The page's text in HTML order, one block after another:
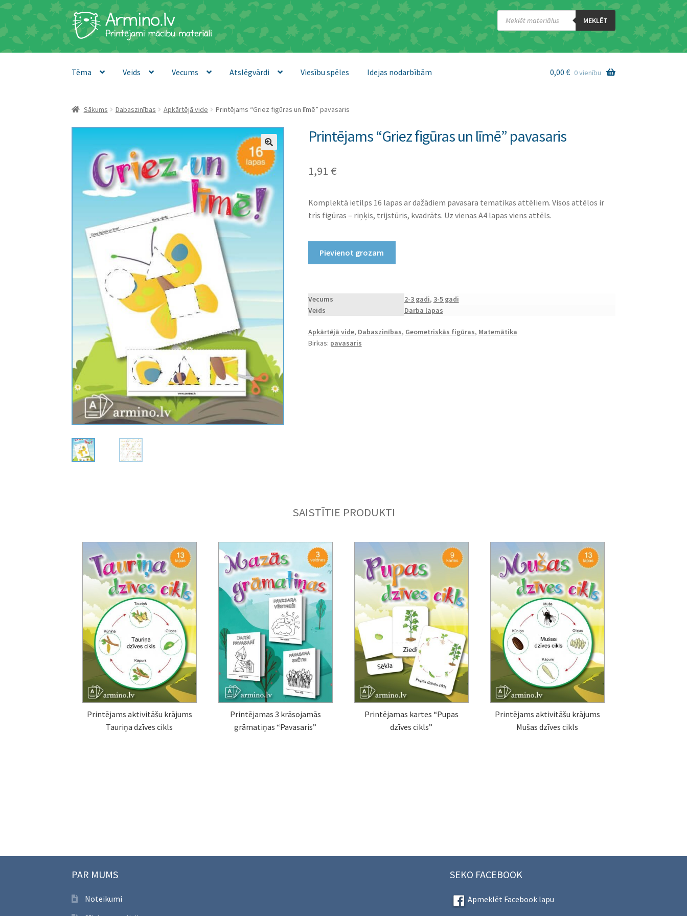
Skip
to
navigation
Skip
to
content
Products
search MEKLĒT
Tēma Veids Vecums Atslēgvārdi Viesību spēles Idejas nodarbībām 0,00 € 0 vienību
Sākums Dabaszinības Apkārtējā vide Printējams “Griez figūras un līmē” pavasaris
Printējams “Griez figūras un līmē” pavasaris
1,91 €
Komplektā ietilps 16 lapas ar dažādiem pavasara tematikas attēliem. Visos attēlos ir
trīs figūras – riņķis, trijstūris, kvadrāts. Uz vienas A4 lapas viens attēls.
līmē"
pavasaris
Pievienot grozam
Vecums 2-3 gadi, 3-5 gadi
Veids
Darba lapas
Apkārtējā vide, Dabaszinības, Geometriskās figūras, Matemātika
Birkas: pavasaris
SAISTĪTIE PRODUKTI
Printējams aktivitāšu krājums
Tauriņa dzīves cikls
Printējamas 3 krāsojamās
grāmatiņas “Pavasaris”
Printējamas kartes “Pupas
dzīves cikls”
Printējams aktivitāšu krājums
Mušas dzīves cikls
PAR MUMS
Noteikumi
SEKO FACEBOOK
Apmeklēt Facebook lapu